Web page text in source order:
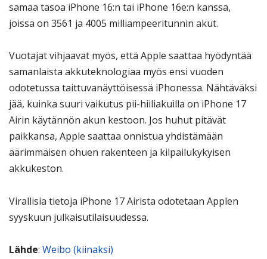
samaa tasoa iPhone 16:n tai iPhone 16e:n kanssa,
joissa on 3561 ja 4005 milliampeeritunnin akut.
Vuotajat vihjaavat myös, että Apple saattaa hyödyntää
samanlaista akkuteknologiaa myös ensi vuoden
odotetussa taittuvanäyttöisessä iPhonessa. Nähtäväksi
jää, kuinka suuri vaikutus pii-hiiliakuilla on iPhone 17
Airin käytännön akun kestoon. Jos huhut pitävät
paikkansa, Apple saattaa onnistua yhdistämään
äärimmäisen ohuen rakenteen ja kilpailukykyisen
akkukeston.
Virallisia tietoja iPhone 17 Airista odotetaan Applen
syyskuun julkaisutilaisuudessa.
Lähde: Weibo (kiinaksi)